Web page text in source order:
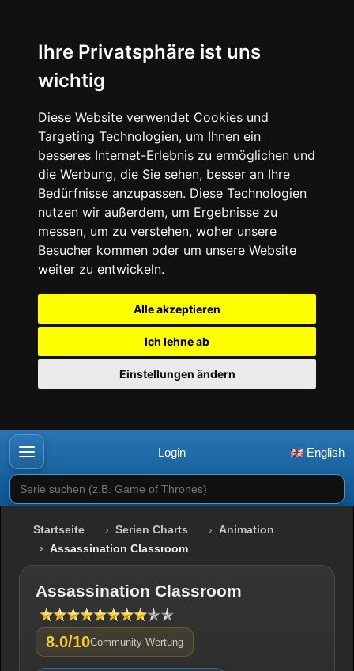
Ihre Privatsphäre ist uns
wichtig
Diese Website verwendet Cookies und
Targeting Technologien, um Ihnen ein
besseres Internet-Erlebnis zu ermöglichen und
die Werbung, die Sie sehen, besser an Ihre
Bedürfnisse anzupassen. Diese Technologien
nutzen wir außerdem, um Ergebnisse zu
messen, um zu verstehen, woher unsere
Besucher kommen oder um unsere Website
weiter zu entwickeln.
Alle akzeptieren
Ich lehne ab
Einstellungen ändern
Login English
Serie suchen (z.B. Game of Thrones)
Startseite Serien Charts
Animation
Assassination Classroom
Assassination Classroom
8.0/10Community-Wertung